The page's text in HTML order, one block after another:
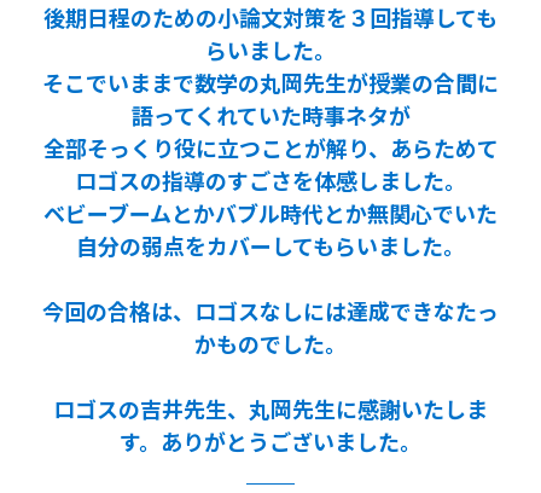
後期日程のための小論文対策を３回指導しても
らいました。
そこでいままで数学の丸岡先生が授業の合間に
語ってくれていた時事ネタが
全部そっくり役に立つことが解り、あらためて
ロゴスの指導のすごさを体感しました。
ベビーブームとかバブル時代とか無関心でいた
自分の弱点をカバーしてもらいました。
今回の合格は、ロゴスなしには達成できなたっ
かものでした。
ロゴスの吉井先生、丸岡先生に感謝いたしま
す。ありがとうございました。